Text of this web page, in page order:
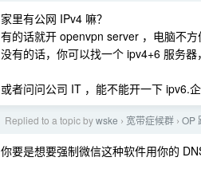
家里有公网 IPv4 嘛？
有的话就开 openvpn server ，电脑不方
没有的话，你可以找一个 ipv4+6 服务器
或者问问公司 IT ，能不能开一下 ipv6.
Replied to a topic bywske › 宽带症候群 › OP
你要是想要强制微信这种软件用你的